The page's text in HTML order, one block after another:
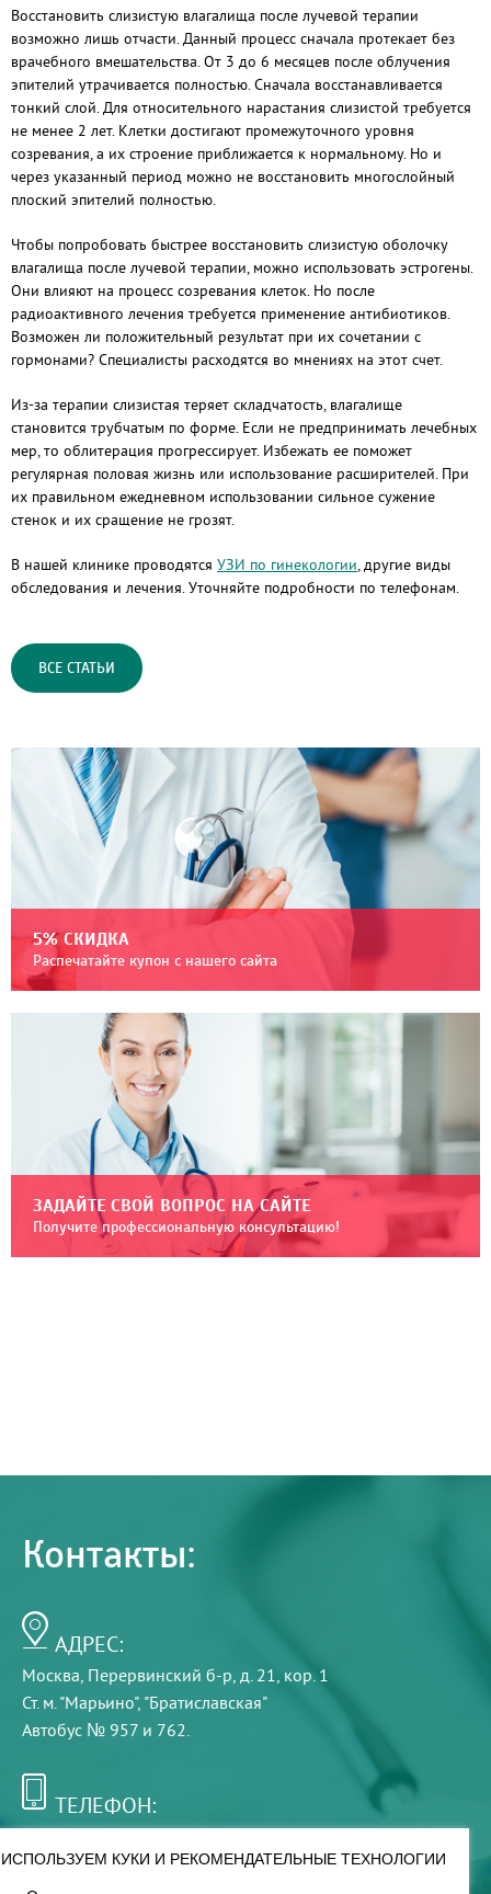
Восстановить слизистую влагалища после лучевой терапии
возможно лишь отчасти. Данный процесс сначала протекает без
врачебного вмешательства. От 3 до 6 месяцев после облучения
эпителий утрачивается полностью. Сначала восстанавливается
тонкий слой. Для относительного нарастания слизистой требуется
не менее 2 лет. Клетки достигают промежуточного уровня
созревания, а их строение приближается к нормальному. Но и
через указанный период можно не восстановить многослойный
плоский эпителий полностью.
Чтобы попробовать быстрее восстановить слизистую оболочку
влагалища после лучевой терапии, можно использовать эстрогены.
Они влияют на процесс созревания клеток. Но после
радиоактивного лечения требуется применение антибиотиков.
Возможен ли положительный результат при их сочетании с
гормонами? Специалисты расходятся во мнениях на этот счет.
Из-за терапии слизистая теряет складчатость, влагалище
становится трубчатым по форме. Если не предпринимать лечебных
мер, то облитерация прогрессирует. Избежать ее поможет
регулярная половая жизнь или использование расширителей. При
их правильном ежедневном использовании сильное сужение
стенок и их сращение не грозят.
В нашей клинике проводятся УЗИ по гинекологии, другие виды
обследования и лечения. Уточняйте подробности по телефонам.
ВСЕ СТАТЬИ
5% СКИДКА
Распечатайте купон с нашего сайта
ЗАДАЙТЕ СВОЙ ВОПРОС НА САЙТЕ
Получите профессиональную консультацию!
Контакты:
АДРЕС:
Москва, Перервинский б-р, д. 21, кор. 1
Ст. м. "Марьино", "Братиславская"
Автобус № 957 и 762.
ТЕЛЕФОН:
ИСПОЛЬЗУЕМ КУКИ И РЕКОМЕНДАТЕЛЬНЫЕ ТЕХНОЛОГИИ